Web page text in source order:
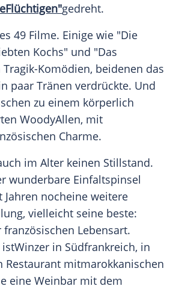
gedreht.
49 Filme. Einige wie "Die
Kochs" und "Das
Komödien, beidenen das
paar Tränen verdrückte. Und
zu einem körperlich
WoodyAllen, mit
Charme.
im Alter keinen Stillstand.
wunderbare Einfaltspinsel
Jahren nocheine weitere
vielleicht seine beste:
Lebensart.
in Südfrankreich, in
Restaurant mitmarokkanischen
eine Weinbar mit dem